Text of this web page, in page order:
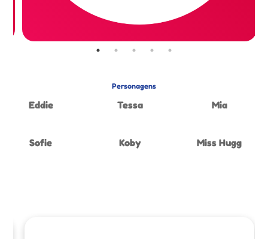
Personagens
Eddie Tessa Mia
Sofie Koby Miss Hugg